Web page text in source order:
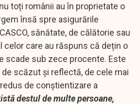
toți românii au în proprietate o
însă spre asigurările
sănătate, de călătorie sau
celor care au răspuns că dețin o
scade sub zece procente. Este
scăzut și reflectă, de cele mai
de conștientizare a
destul de multe persoane,